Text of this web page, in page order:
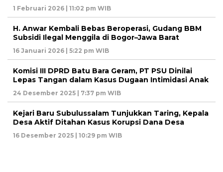
1 Februari 2026 | 11:02 pm WIB
H. Anwar Kembali Bebas Beroperasi, Gudang BBM
Subsidi Ilegal Menggila di Bogor–Jawa Barat
16 Januari 2026 | 5:22 pm WIB
Komisi III DPRD Batu Bara Geram, PT PSU Dinilai
Lepas Tangan dalam Kasus Dugaan Intimidasi Anak
24 Desember 2025 | 7:37 pm WIB
Kejari Baru Subulussalam Tunjukkan Taring, Kepala
Desa Aktif Ditahan Kasus Korupsi Dana Desa
16 Desember 2025 | 10:29 pm WIB